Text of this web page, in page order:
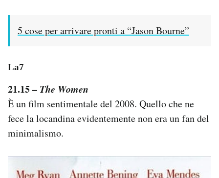
5 cose per arrivare pronti a “Jason Bourne”
La7
21.15 – The Women
È un film sentimentale del 2008. Quello che ne
fece la locandina evidentemente non era un fan del
minimalismo.